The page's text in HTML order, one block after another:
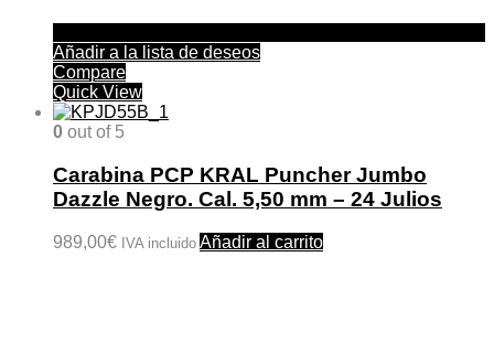
Añadir a la lista de deseos
Compare
Quick View
0 out of 5
Carabina PCP KRAL Puncher Jumbo
Dazzle Negro. Cal. 5,50 mm – 24 Julios
989,00€ IVA incluido Añadir al carrito